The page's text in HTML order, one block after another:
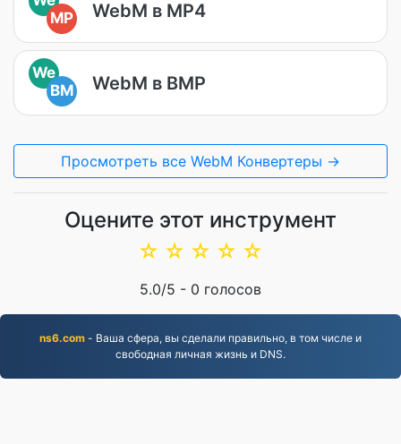
MP
WebM в MP4
We
BM
WebM в BMP
Просмотреть все WebM Конвертеры →
Оцените этот инструмент
☆
☆
☆
☆
☆
5.0/5 - 0 голосов
ns6.com - Ваша сфера, вы сделали правильно, в том числе и
свободная личная жизнь и DNS.